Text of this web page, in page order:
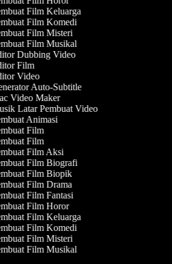
Film Keluarga
Film Komedi
Film Misteri
Film Musikal
Dubbing Video
Film
Video
Auto-Subtitle
Video Maker
Latar Pembuat Video
Animasi
Film
Film
Film Aksi
Film Biografi
Film Biopik
Film Drama
Film Fantasi
Film Horor
Film Keluarga
Film Komedi
Film Misteri
Film Musikal